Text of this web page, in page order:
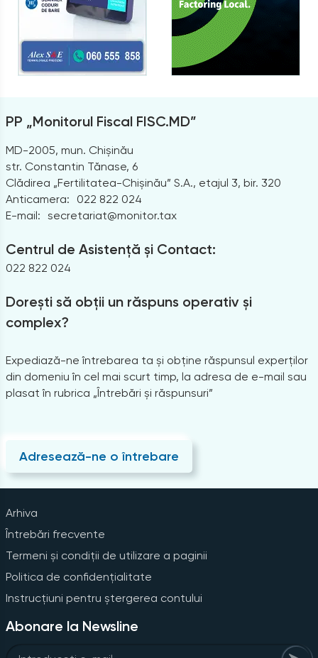
PP „Monitorul Fiscal FISC.MD”
MD-2005, mun. Chișinău
str. Constantin Tănase, 6
Clădirea „Fertilitatea-Chișinău” S.A., etajul 3, bir. 320
Anticamera:
022 822 024
E-mail: secretariat@monitor.tax
Centrul de Asistență și Contact:
022 822 024
Dorești să obții un răspuns operativ și
complex?
Expediază-ne întrebarea ta și obține răspunsul experților
din domeniu în cel mai scurt timp, la adresa de e-mail sau
plasat în rubrica „Întrebări și răspunsuri”
Adresează-ne o întrebare
Arhiva
Întrebări frecvente
Termeni și condiții de utilizare a paginii
Politica de confidențialitate
Instrucțiuni pentru ștergerea contului
Abonare la Newsline